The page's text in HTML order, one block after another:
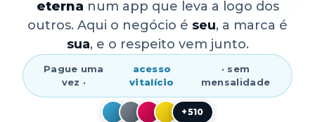
eterna num app que leva a logo dos
outros. Aqui o negócio é seu, a marca é
sua, e o respeito vem junto.
Pague uma
vez ·
acesso
vitalício
· sem
mensalidade
+510